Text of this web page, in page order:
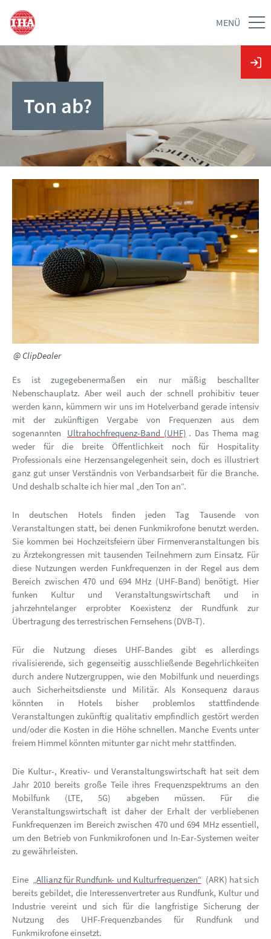
MENÜ
Ton ab?
@ ClipDealer
Es ist zugegebenermaßen ein nur mäßig beschallter
Nebenschauplatz. Aber weil auch der schnell prohibitiv teuer
werden kann, kümmern wir uns im Hotelverband gerade intensiv
mit der zukünftigen Vergabe von Frequenzen aus dem
sogenannten
Ultrahochfrequenz-Band (UHF) . Das Thema mag
weder für die breite Öffentlichkeit noch für Hospitality
Professionals eine Herzensangelegenheit sein, doch es illustriert
ganz gut unser Verständnis von Verbandsarbeit für die Branche.
Und deshalb schalte ich hier mal „den Ton an“.
In deutschen Hotels finden jeden Tag Tausende von
Veranstaltungen statt, bei denen Funkmikrofone benutzt werden.
Sie kommen bei Hochzeitsfeiern über Firmenveranstaltungen bis
zu Ärztekongressen mit tausenden Teilnehmern zum Einsatz. Für
diese Nutzungen werden Funkfrequenzen in der Regel aus dem
Bereich zwischen 470 und 694 MHz (UHF-Band) benötigt. Hier
funken Kultur und Veranstaltungswirtschaft und in
jahrzehntelanger erprobter Koexistenz der Rundfunk zur
Übertragung des terrestrischen Fernsehens (DVB-T).
Für die Nutzung dieses UHF-Bandes gibt es allerdings
rivalisierende, sich gegenseitig ausschließende Begehrlichkeiten
durch andere Nutzergruppen, wie den Mobilfunk und neuerdings
auch Sicherheitsdienste und Militär. Als Konsequenz daraus
könnten in Hotels bisher problemlos stattfindende
Veranstaltungen zukünftig qualitativ empfindlich gestört werden
und/oder die Kosten in die Höhe schnellen. Manche Events unter
freiem Himmel könnten mitunter gar nicht mehr stattfinden.
Die Kultur-, Kreativ- und Veranstaltungswirtschaft hat seit dem
Jahr 2010 bereits große Teile ihres Frequenzspektrums an den
Mobilfunk (LTE, 5G) abgeben müssen. Für die
Veranstaltungswirtschaft ist daher der Erhalt der verbliebenen
Funkfrequenzen im Bereich zwischen 470 und 694 MHz essentiell,
um den Betrieb von Funkmikrofonen und In-Ear-Systemen weiter
zu gewährleisten.
Eine „Allianz für Rundfunk- und Kulturfrequenzen“ (ARK) hat sich
bereits gebildet, die Interessenvertreter aus Rundfunk, Kultur und
Industrie vereint und sich für die langfristige Sicherung der
Nutzung des UHF-Frequenzbandes für Rundfunk und
Funkmikrofone einsetzt.